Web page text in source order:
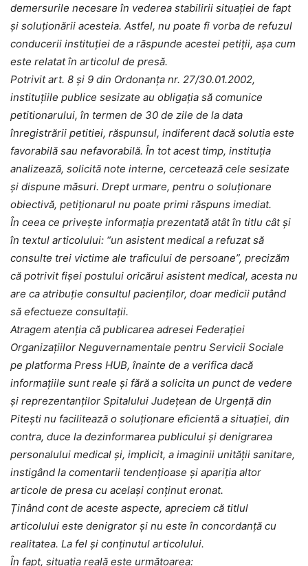
demersurile necesare în vederea stabilirii situației de fapt
și soluționării acesteia. Astfel, nu poate fi vorba de refuzul
conducerii instituției de a răspunde acestei petiții, așa cum
este relatat în articolul de presă.
Potrivit art. 8 și 9 din Ordonanța nr. 27/30.01.2002,
instituțiile publice sesizate au obligația să comunice
petitionarului, în termen de 30 de zile de la data
înregistrării petitiei, răspunsul, indiferent dacă solutia este
favorabilă sau nefavorabilă. În tot acest timp, instituția
analizează, solicită note interne, cercetează cele sesizate
și dispune măsuri. Drept urmare, pentru o soluționare
obiectivă, petiționarul nu poate primi răspuns imediat.
În ceea ce privește informația prezentată atât în titlu cât și
în textul articolului: “un asistent medical a refuzat să
consulte trei victime ale traficului de persoane”, precizăm
că potrivit fișei postului oricărui asistent medical, acesta nu
are ca atribuție consultul pacienților, doar medicii putând
să efectueze consultații.
Atragem atenția că publicarea adresei Federației
Organizațiilor Neguvernamentale pentru Servicii Sociale
pe platforma Press HUB, înainte de a verifica dacă
informațiile sunt reale și fără a solicita un punct de vedere
și reprezentanților Spitalului Județean de Urgență din
Pitești nu facilitează o soluționare eficientă a situației, din
contra, duce la dezinformarea publicului și denigrarea
personalului medical și, implicit, a imaginii unității sanitare,
instigând la comentarii tendențioase și apariția altor
articole de presa cu același conținut eronat.
Ținând cont de aceste aspecte, apreciem că titlul
articolului este denigrator și nu este în concordanță cu
realitatea. La fel și conținutul articolului.
În fapt, situația reală este următoarea: